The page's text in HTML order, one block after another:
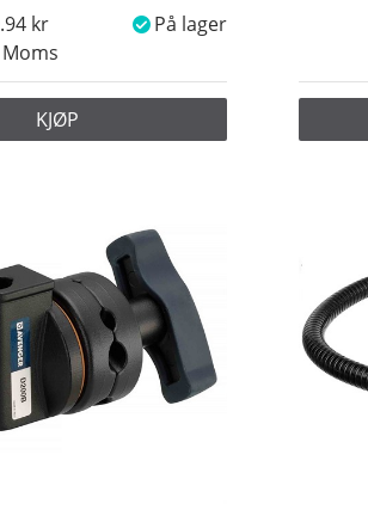
Moms
På lager
KJØP